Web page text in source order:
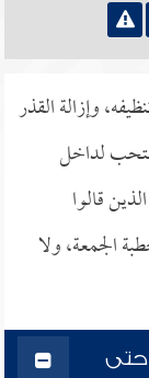
وإزالة القذر
لداخل
قالوا
الجمعة، ولا
حتى